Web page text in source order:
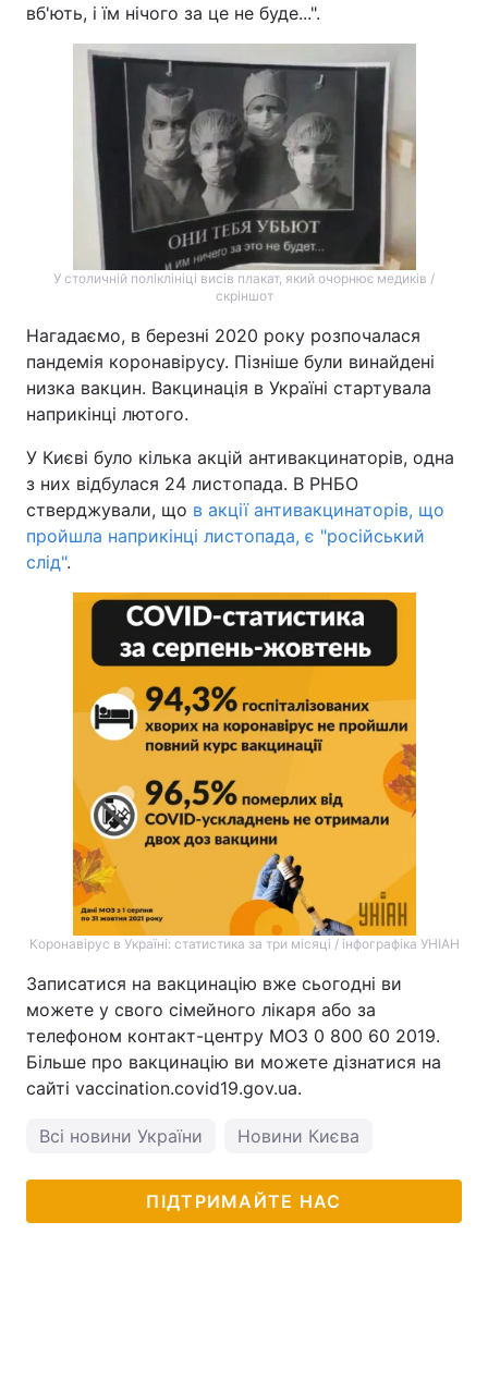
вб'ють, і їм нічого за це не буде...".
У столичній поліклініці висів плакат, який очорнює медиків /
скріншот
Нагадаємо, в березні 2020 року розпочалася
пандемія коронавірусу. Пізніше були винайдені
низка вакцин. Вакцинація в Україні стартувала
наприкінці лютого.
У Києві було кілька акцій антивакцинаторів, одна
з них відбулася 24 листопада. В РНБО
стверджували, що в акції антивакцинаторів, що
пройшла наприкінці листопада, є "російський
слід".
Коронавірус в Україні: статистика за три місяці / інфографіка УНІАН
Записатися на вакцинацію вже сьогодні ви
можете у свого сімейного лікаря або за
телефоном контакт-центру МОЗ 0 800 60 2019.
Більше про вакцинацію ви можете дізнатися на
сайті vaccination.covid19.gov.ua.
Всі новини України Новини Києва
ПІДТРИМАЙТЕ НАС